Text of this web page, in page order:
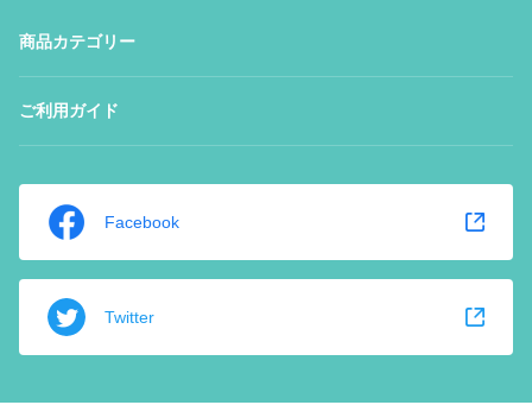
商品カテゴリー
ご利用ガイド
Facebook
Twitter